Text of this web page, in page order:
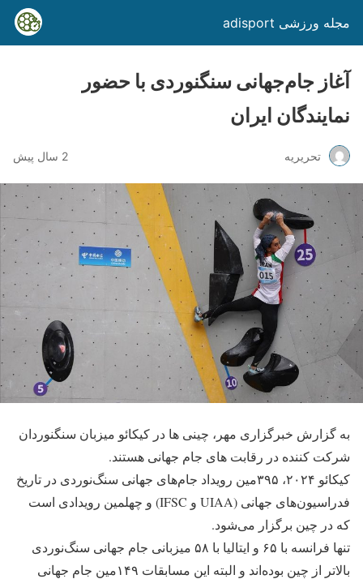
مجله ورزشی adisport
آغاز جام‌جهانی سنگنوردی با حضور
نمایندگان ایران
تحریریه 2 سال پیش
به گزارش خبرگزاری مهر، چینی ها در کیکائو میزبان سنگنوردان
شرکت کننده در رقابت های جام جهانی هستند.
کیکائو ۲۰۲۴، ۳۹۵مین رویداد جام‌های جهانی سنگ‌نوردی در تاریخ
فدراسیون‌های جهانی (UIAA و IFSC) و چهلمین رویدادی است
که در چین برگزار می‌شود.
تنها فرانسه با ۶۵ و ایتالیا با ۵۸ میزبانی جام جهانی سنگ‌نوردی
بالاتر از چین بوده‌اند و البته این مسابقات ۱۴۹مین جام جهانی